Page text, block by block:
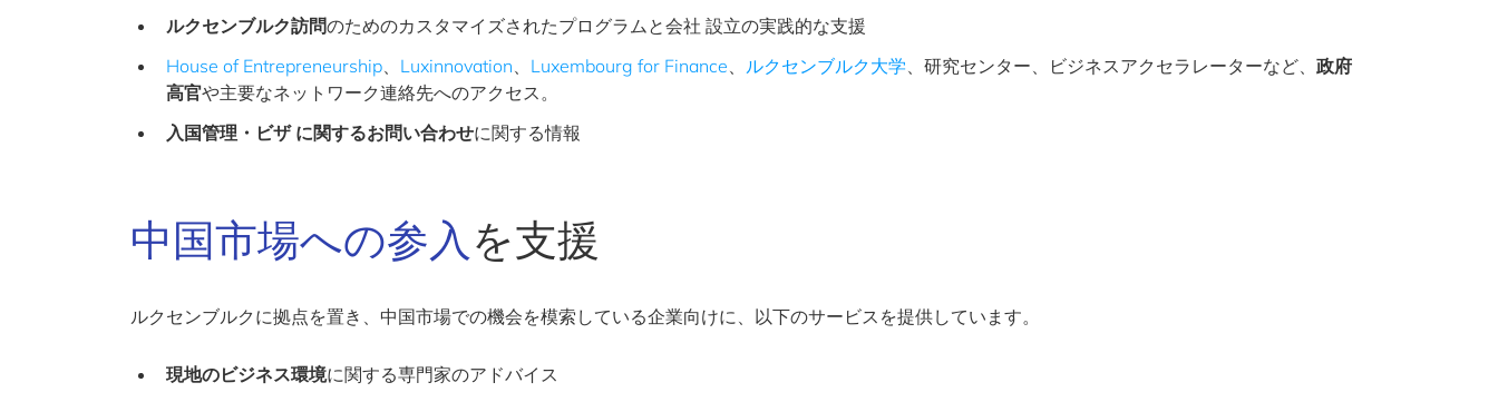
ルクセンブルク訪問のためのカスタマイズされたプログラムと会社 設立の実践的な支援
House of Entrepreneurship、 Luxinnovation、 Luxembourg for Finance、 ルクセンブルク大学、研究センター、ビジネスアクセラレーターなど、 政府
高官や主要なネットワーク連絡先へのアクセス。
入国管理・ビザ に関するお問い合わせに関する情報
中国市場への参入 を支援
ルクセンブルクに拠点を置き、中国市場での機会を模索している企業向けに、以下のサービスを提供しています。
現地のビジネス環境に関する専門家のアドバイス